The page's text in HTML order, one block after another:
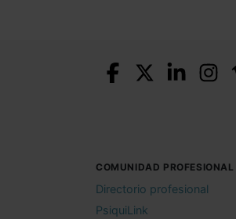
COMUNIDAD PROFESIONAL
Directorio profesional
PsiquiLink